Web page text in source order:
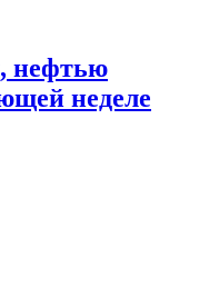
нефтью
неделе